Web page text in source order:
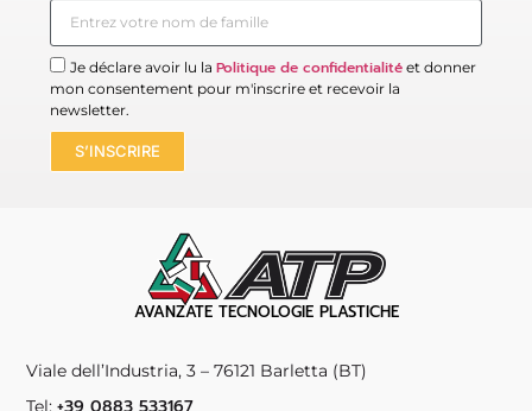
Je déclare avoir lu laPolitique de confidentialité et donner
mon consentement pour m'inscrire et recevoir la
newsletter.
S’INSCRIRE
AVANZATE TECNOLOGIE PLASTICHE
Viale dell’Industria, 3 – 76121 Barletta (BT)
Tel: